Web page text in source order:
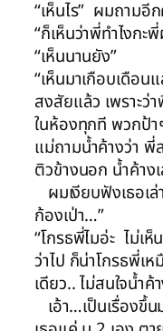
“เห็นไร” ผมถามอี
“ก็เห็นว่าพี่ทำไงกะ
“เห็นนานยัง”
“เห็นมาเกือบเดือ
สงสัยแล้ว เพราะว่
ในห้องทุกที พวกป้
แม่ถามน้ำค้างว่า พี่
ติวข้างนอก น้ำค้า
ผมเงียบฟังเธอเ
ก้องเป่า…”
“โกรธพี่ไมอ่ะ ไม่เห็
ว่าไป ก็น่าโกรธพี่เ
เดียว.. ไม่สนใจน้ำค้
เอ้า…เป็นเรื่องขึ้